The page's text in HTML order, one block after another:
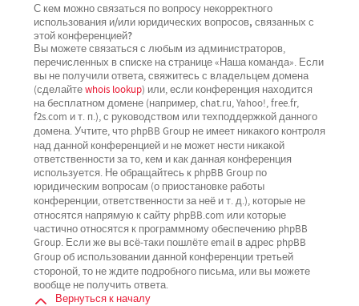
С кем можно связаться по вопросу некорректного
использования и/или юридических вопросов, связанных с
этой конференцией?
Вы можете связаться с любым из администраторов,
перечисленных в списке на странице «Наша команда». Если
вы не получили ответа, свяжитесь с владельцем домена
(сделайтеwhois lookup) или, если конференция находится
на бесплатном домене (например, chat.ru, Yahoo!, free.fr,
f2s.com и т. п.), с руководством или техподдержкой данного
домена. Учтите, что phpBB Group не имеет никакого контроля
над данной конференциейи не может нести никакой
ответственности за то, кем и как данная конференция
используется. Не обращайтесь к phpBB Group по
юридическим вопросам (о приостановке работы
конференции, ответственности за неё и т. д.), которые не
относятся напрямуюк сайту phpBB.com или которые
частично относятся к программному обеспечению phpBB
Group. Если же вы всё-таки пошлёте email в адрес phpBB
Group об использовании данной конференциитретьей
стороной, то не ждите подробного письма, или вы можете
вообще не получить ответа.
Вернуться к началу